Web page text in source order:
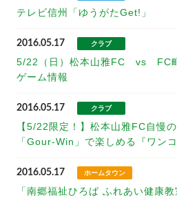
テレビ信州「ゆうがたGet!」
2016.05.17 クラブ
5/22（日）松本山雅FC vs FC
ゲーム情報
2016.05.17 クラブ
【5/22限定！】松本山雅FC自慢
「Gour-Win」で楽しめる『ワン
2016.05.17 ホームタウン
「南郷福祉ひろば ふれあい健康